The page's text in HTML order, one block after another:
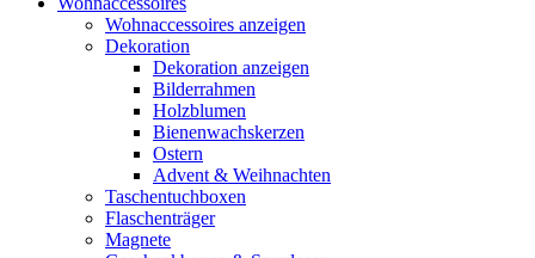
Wohnaccessoires anzeigen
Dekoration
Dekoration anzeigen
Bilderrahmen
Holzblumen
Bienenwachskerzen
Ostern
Advent & Weihnachten
Taschentuchboxen
Flaschenträger
Magnete